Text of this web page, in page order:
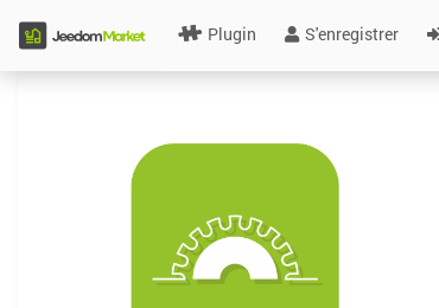
Plugin S'enregistrer